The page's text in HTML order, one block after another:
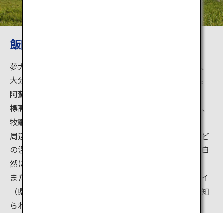
飯田高原
夢大吊橋、龍門の滝、飯田高原、たくさんの温泉など、
大分県九重町には観光スポットが多く点在しています。
阿蘇くじゅう国立公園内に位置する飯田高原です。
標高800mから1,200mにかけてゆるやかな丘陵が続き、
牧歌的な風景が広がっています。
周辺には、寒の地獄温泉、筌の口温泉、長者原温泉など
の温泉が随所に点在し、旅館や立ち寄り湯、牧場など自
然に触れ合える施設があります。
また、高原を縫うように通っているやまなみハイウェイ
（県道11号）は、九州屈指のドライブコースとしても知
られています。